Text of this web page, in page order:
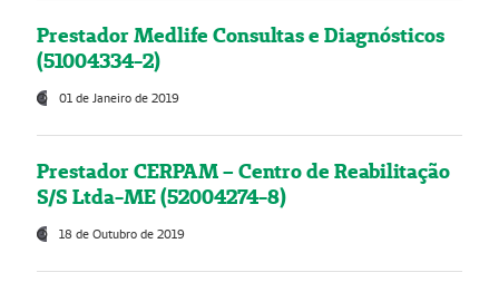
Prestador Medlife Consultas e Diagnósticos
(51004334-2)
01 de Janeiro de 2019
Prestador CERPAM – Centro de Reabilitação
S/S Ltda-ME (52004274-8)
18 de Outubro de 2019